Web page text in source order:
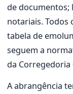
de documentos;
notariais. Todos
tabela de
seguem a
da Corregedoria
A abrangência